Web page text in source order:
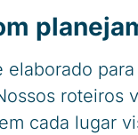
roteiros
cada lugar